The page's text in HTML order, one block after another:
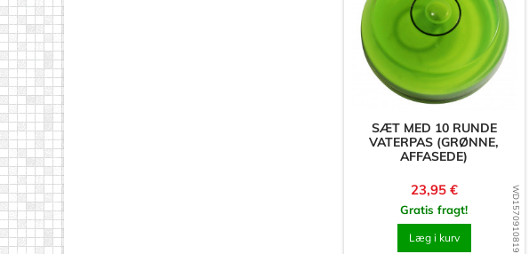
WD1570910819
SÆT MED 10 RUNDE
VATERPAS (GRØNNE,
AFFASEDE)
Pris
23,95 €
Gratis fragt!
Læg i kurv